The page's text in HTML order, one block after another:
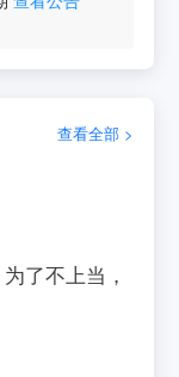
查看全部 >
了不上当，